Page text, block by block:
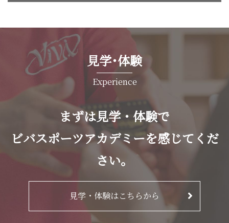
見学･体験
Experience
まずは見学・体験で
ビバスポーツアカデミーを感じてくだ
さい。
見学・体験はこちらから